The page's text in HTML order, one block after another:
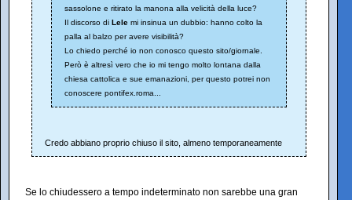
sassolone e ritirato la manona alla velicità della luce?
Il discorso di Lele mi insinua un dubbio: hanno colto la
palla al balzo per avere visibilità?
Lo chiedo perché io non conosco questo sito/giornale.
Però è altresì vero che io mi tengo molto lontana dalla
chiesa cattolica e sue emanazioni, per questo potrei non
conoscere pontifex.roma...
Credo abbiano proprio chiuso il sito, almeno temporaneamente
Se lo chiudessero a tempo indeterminato non sarebbe una gran